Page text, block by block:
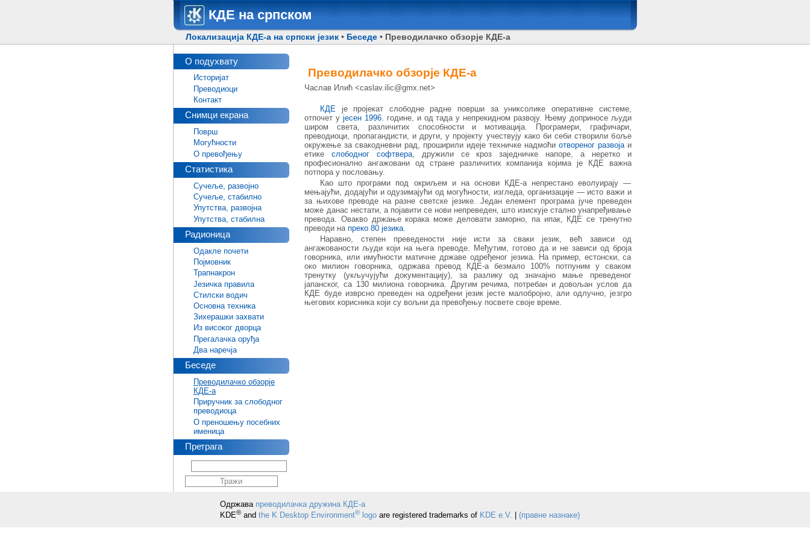
КДЕ на српском
Локализација КДЕ-а на српски језик • Беседе • Преводилачко обзорје КДЕ-а
Преводилачко обзорје КДЕ-а
Часлав Илић <caslav.ilic@gmx.net>
КДЕ је пројекат слободне радне површи за униксолике оперативне системе,
отпочет ујесен 1996.
године, и од тада у непрекидном развоју. Њему доприносе људи
широм света, различитих способности и мотивација. Програмери, графичари,
преводиоци, пропагандисти, и други, у пројекту учествују како би себи створили боље
окружење за свакодневни рад, проширили идеје техничке надмоћи отвореног развојаи
етикеслободног софтвера , дружили се кроз заједничке напоре, а неретко и
професионално ангажовани од стране различитих компанија којима је КДЕ важна
потпора у пословању.
Као што програми под окриљем и на основи КДЕ-а непрестано еволуирају —
мењајући, додајући и одузимајући од могућности, изгледа, организације — исто важи и
за њихове преводе на разне светске језике. Један елемент програма јуче преведен
може данас нестати, а појавити се нови непреведен, што изискује стално унапређивање
превода. Овакво држање корака може деловати заморно, па ипак, КДЕ се тренутно
преводи напреко 80 језика
Наравно, степен преведености није исти за сваки језик, већ зависи од
ангажованости људи који на њега преводе. Међутим, готово да и не зависи од броја
говорника, или имућности матичне државе одређеног језика. На пример, естонски, са
око милион говорника, одржава превод КДЕ-а безмало 100% потпуним у сваком
тренутку (укључујући документацију), за разлику од значајно мање преведеног
јапанског, са 130 милиона говорника. Другим речима, потребан и довољан услов да
КДЕ буде изврсно преведен на одређени језик јесте малобројно, али одлучно, језгро
његових корисника који су вољни да превођењу посвете своје време.
О подухвату
Историјат
Преводиоци
Контакт
Снимци екрана
Површ
Могућности
О превођењу
Статистика
Сучеље, развојно
Сучеље, стабилно
Упутства, развојна
Упутства, стабилна
Радионица
Одакле почети
Појмовник
Трапнакрон
Језичка правила
Стилски водич
Основна техника
Зихерашки захвати
Из високог дворца
Прегалачка оруђа
Два наречја
Беседе
Преводилачко обзорје
КДЕ-а
Приручник за слободног
преводиоца
О преношењу посебних
именица
Претрага
Одржава преводилачка дружина КДЕ-а
KDE®and the K Desktop Environment®logoare registered trademarks of KDE e.V. (правне назнаке)